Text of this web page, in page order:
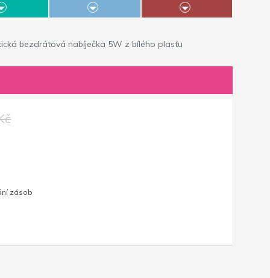
bezdrátová nabíječka 5W z bílého plastu
zásob